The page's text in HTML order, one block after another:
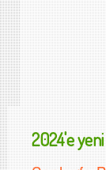
2024'e